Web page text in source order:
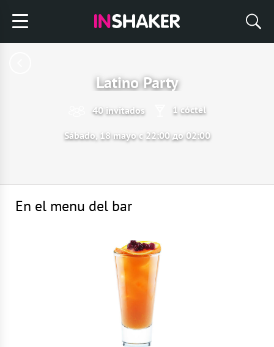
Latino Party
40 invitados 1 cóctel
Sábado, 18 mayo с 22:00 до 02:00
En el menu del bar